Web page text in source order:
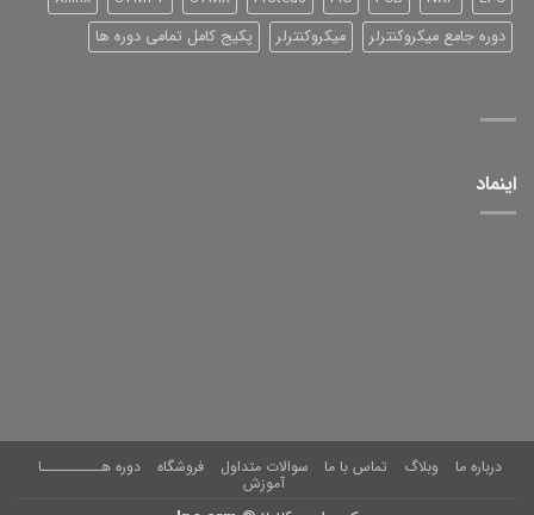
دوره جامع میکروکنترلر
میکروکنترلر پکیج کامل تمامی دوره ها
اینماد
درباره ما وبلاگ تماس با ما سوالات متداول فروشگاه دوره هــــــــــا
آموزش